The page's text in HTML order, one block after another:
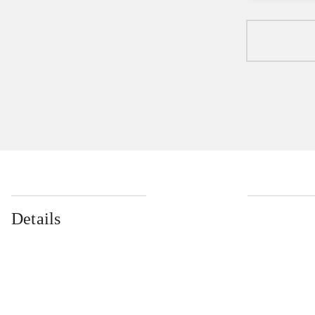
Details